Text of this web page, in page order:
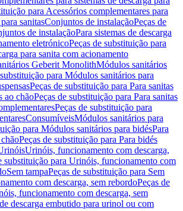
para Acessórios complementares para
sanitasConjuntos de instalaçãoPeças de
de instalaçãoPara sistemas de descarga
eletrónicoPeças de substituição para
para sanita com acionamento
Geberit MonolithMódulos sanitários
para Módulos sanitários para
Peças de substituição para Para sanitas
ao chãoPeças de substituição para Para sanitas
Peças de substituição para
ConsumíveisMódulos sanitários para
para Módulos sanitários para bidésPara
Peças de substituição para Para bidés
Urinóis, funcionamento com descarga,
substituição para Urinóis, funcionamento com
Sem tampaPeças de substituição para Sem
com descarga, sem rebordoPeças de
funcionamento com descarga, sem
descarga embutido para urinol ou com